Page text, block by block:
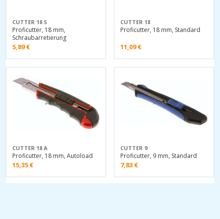
CUTTER 18 S
Proficutter, 18 mm,
Schraubarretierung
5,89€
CUTTER 18
Proficutter, 18 mm, Standard
11,09€
CUTTER 18 A
Proficutter, 18 mm, Autoload
15,35 €
CUTTER 9
Proficutter, 9 mm, Standard
7,83 €